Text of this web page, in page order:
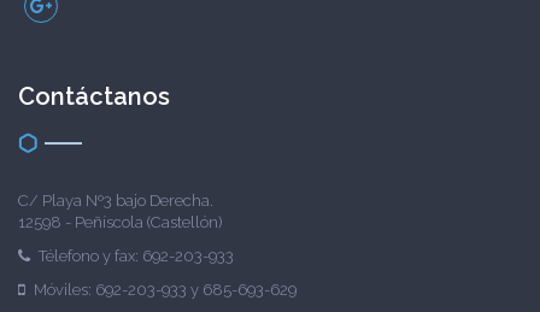
Contáctanos
C/ Playa Nº3 bajo Derecha.
12598 - Peñíscola (Castellón)
Télefono y fax: 692-203-933
Móviles: 692-203-933 y 685-693-629